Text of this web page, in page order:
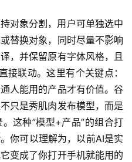
对象分割，用户可单独选中
替换对象，同时尽量不影响
，并保留原有字体风格，且
联动。这里有个关键点：
人能用的产品才有价值。谷
只是秀肌肉发布模型，而是
这种”模型+产品”的组合打
你可以理解为，以前AI是实
变成了你打开手机就能用的